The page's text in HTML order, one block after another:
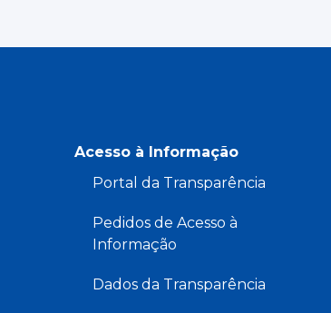
Acesso à Informação
Portal da Transparência
Pedidos de Acesso à
Informação
Dados da Transparência